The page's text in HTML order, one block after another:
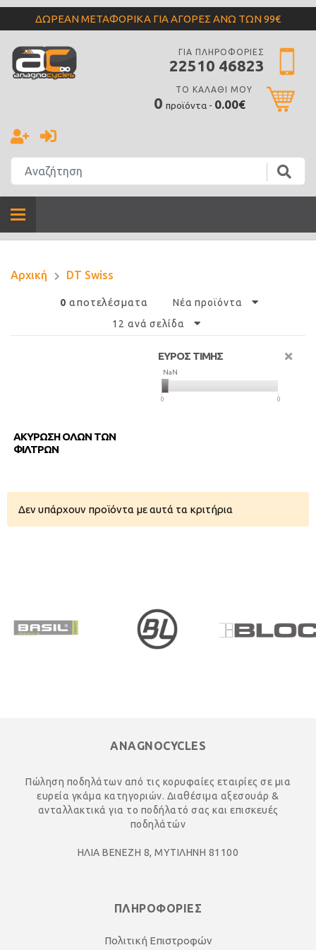
ΔΩΡΕΑΝ ΜΕΤΑΦΟΡΙΚΑ ΓΙΑ ΑΓΟΡΕΣ ΑΝΩ ΤΩΝ 99€
ΓΙΑ ΠΛΗΡΟΦΟΡΙΕΣ
22510 46823
ΤΟ ΚΑΛΑΘΙ ΜΟΥ
0 προϊόντα - 0.00€
Αρχική DT Swiss
0 αποτελέσματα
Νέα προϊόντα
12 ανά σελίδα
ΕΥΡΟΣ ΤΙΜΗΣ
NaN
NaN
0 0
ΑΚΥΡΩΣΗ ΟΛΩΝ ΤΩΝ
ΦΙΛΤΡΩΝ
Δεν υπάρχουν προϊόντα με αυτά τα κριτήρια
ANAGNOCYCLES
Πώληση ποδηλάτων από τις κορυφαίες εταιρίες σε μια
ευρεία γκάμα κατηγοριών. Διαθέσιμα αξεσουάρ &
ανταλλακτικά για το ποδήλατό σας και επισκευές
ποδηλάτών
ΗΛΙΑ ΒΕΝΕΖΗ 8, ΜΥΤΙΛΗΝΗ 81100
ΠΛΗΡΟΦΟΡΙΕΣ
Πολιτική Επιστροφών